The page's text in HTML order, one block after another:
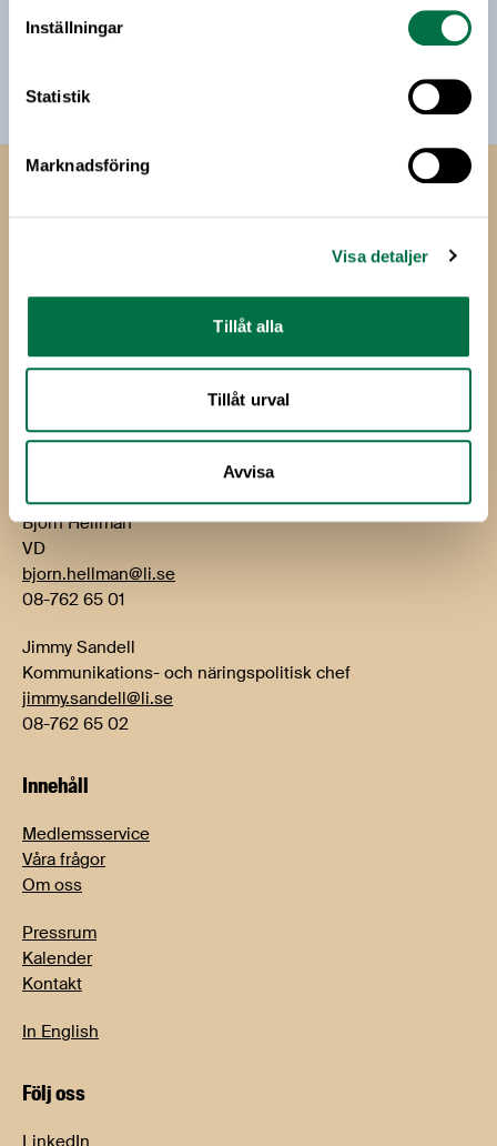
Inställningar
Statistik
Marknadsföring
Visa detaljer
Tillåt alla
Tillåt urval
Avvisa
till min inkorg. Livsmedelsföretagen ska inte dela eller
sälja min personliga information. Jag kan när som helst
114 85 Stockholm
Björn Hellman
VD
bjorn.hellman@li.se
08-762 65 01
Jimmy Sandell
Kommunikations- och näringspolitisk chef
jimmy.sandell@li.se
08-762 65 02
Innehåll
Medlemsservice
Våra frågor
Om oss
Pressrum
Kalender
Kontakt
In English
Följ oss